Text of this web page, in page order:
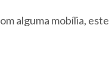
alguma mobília,